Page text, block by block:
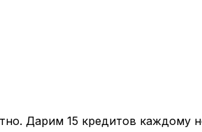
Дарим 15 кредитов каждому